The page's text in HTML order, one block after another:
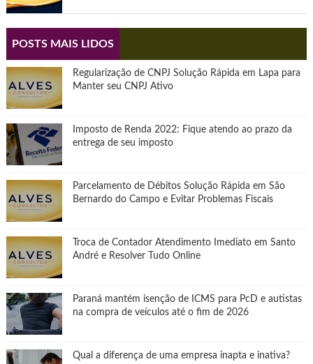
POSTS MAIS LIDOS
Regularização de CNPJ Solução Rápida em Lapa para
Manter seu CNPJ Ativo
Imposto de Renda 2022: Fique atendo ao prazo da
entrega de seu imposto
Parcelamento de Débitos Solução Rápida em São
Bernardo do Campo e Evitar Problemas Fiscais
Troca de Contador Atendimento Imediato em Santo
André e Resolver Tudo Online
Paraná mantém isenção de ICMS para PcD e autistas
na compra de veículos até o fim de 2026
Qual a diferença de uma empresa inapta e inativa?